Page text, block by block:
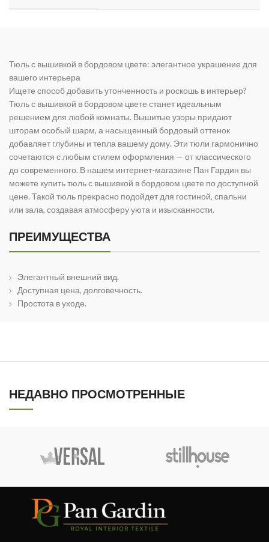
Тюль с вышивкой в бордовом цвете: элегантное украшение для
вашего интерьера
Ищете способ добавить утонченность и роскошь в интерьер?
Тюль с вышивкой в бордовом цвете станет идеальным
решением для любой комнаты. Вышитые узоры придают
шторам особый шарм, а насыщенный бордовый оттенок
добавляет глубины и тепла вашему дому. Эти тюли гармонично
сочетаются с любым стилем оформления — от классического
до современного. В нашем интернет-магазине Пан Гардин вы
можете купить тюль с вышивкой в бордовом цвете по доступной
цене. Такой тюль прекрасно подойдет для гостиной, спальни
или зала, создавая атмосферу уюта и изысканности.
ПРЕИМУЩЕСТВА
Элегантный внешний вид.
Доступная цена, долговечность.
Простота в уходе.
НЕДАВНО ПРОСМОТРЕННЫЕ